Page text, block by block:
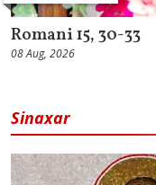
Romani 15, 30-33
08 Aug, 2026
Sinaxar